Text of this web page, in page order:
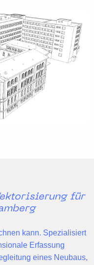
für
kann. Spezialisiert
Erfassung
eines Neubaus,